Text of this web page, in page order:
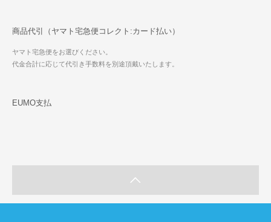
商品代引（ヤマト宅急便コレクト:カード払い）
ヤマト宅急便をお選びください。
代金合計に応じて代引き手数料を別途頂戴いたします。
EUMO支払